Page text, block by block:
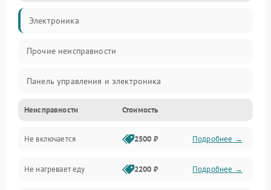
Электроника
Прочие неисправности
Панель управления и электроника
Дверца и корпус
Механика и внутренние элементы
Механические повреждения
Неисправности Стоимость
Не включается 2500 ₽ Подробнее →
Не нагревает еду 2200 ₽ Подробнее →